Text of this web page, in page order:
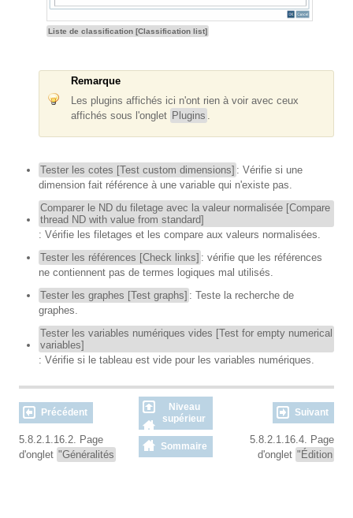
Liste de classification [Classification list]
Remarque
Les plugins affichés ici n'ont rien à voir avec ceux
affichés sous l'onglet Plugins .
Tester les cotes [Test custom dimensions] : Vérifie si une
dimension fait référence à une variable qui n'existe pas.
Comparer le ND du filetage avec la valeur normalisée [Compare
thread ND with value from standard]
: Vérifie les filetages et les compare aux valeurs normalisées.
Tester les références [Check links] : vérifie que les références
ne contiennent pas de termes logiques mal utilisés.
Tester les graphes [Test graphs] : Teste la recherche de
graphes.
Tester les variables numériques vides [Test for empty numerical
variables]
: Vérifie si le tableau est vide pour les variables numériques.
Précédent
Niveau
supérieur
Suivant
5.8.2.1.16.2. Page
d'onglet "Généralités
Sommaire
5.8.2.1.16.4. Page
d'onglet "Édition